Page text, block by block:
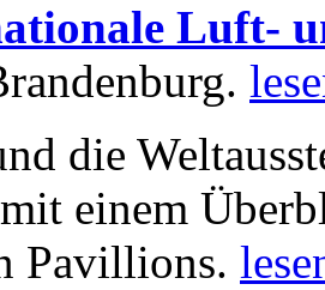
Luft-
die
einem
Pavillions.